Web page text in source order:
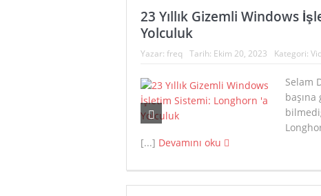
23 Yıllık Gizemli Windows
Yolculuk
Yazar: freq Tarih: Ekim 20, 2023 Kategori:
Selam
[...] Devamını oku